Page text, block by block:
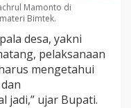
Mamonto di
Bimtek.
desa, yakni
pelaksanaan
mengetahui
jadi,” ujar Bupati.